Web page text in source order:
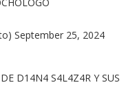
September 25, 2024
D14N4 S4L4Z4R Y SUS